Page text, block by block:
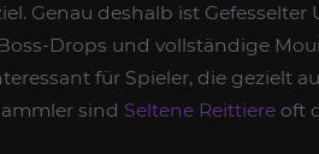
Genau deshalb ist Gefesselter
Drops und vollständige
für Spieler, die gezielt
sind Seltene Reittiere oft